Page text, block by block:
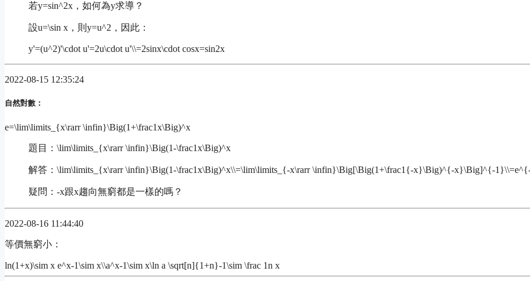
若y=sin^2x ，如何為y求導？
設u=\sin x ，則 y=u^2 ，因此：
y'=(u^2)'\cdot u'=2u\cdot u'\\=2sinx\cdot cosx=sin2x
2022-08-15 12:35:24
自然對數：
e=\lim\limits_{x\rarr \infin}\Big(1+\frac1x\Big)^x
題目： \lim\limits_{x\rarr \infin}\Big(1-\frac1x\Big)^x
解答： \lim\limits_{x\rarr \infin}\Big(1-\frac1x\Big)^x\\=\lim\limits_{-x\rarr \infin}\Big[\Big(1+\frac1{-x}\Big)^{-x}\Big]^{-
疑問：-x跟x趨向無窮都是一樣的嗎？
2022-08-16 11:44:40
等價無窮小：
ln(1+x)\sim x e^x-1\sim x\\a^x-1\sim x\ln a \sqrt[n]{1+n}-1\sim \frac 1n x